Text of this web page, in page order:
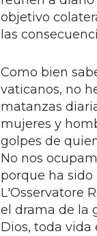
objetivo
las
Como bien
vaticanos, no
matanzas
mujeres y
golpes de
No nos
porque ha
L'Osservatore
el drama de la
Dios, toda vida